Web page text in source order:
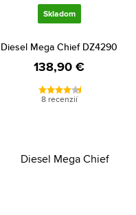
Skladom
Diesel Mega Chief DZ4290
138,90 €
8 recenzií